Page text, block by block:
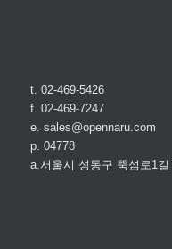
t. 02-469-5426
f. 02-469-7247
e. sales@opennaru.com
p. 04778
a.서울시 성동구 뚝섬로1